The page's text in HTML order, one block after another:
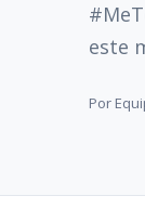
este
Por